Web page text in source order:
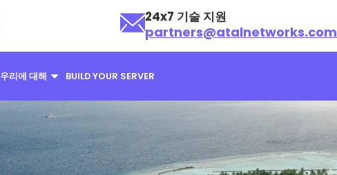
24x7 기술 지원
partners@atalnetworks.com
우리에 대해 BUILD YOUR SERVER